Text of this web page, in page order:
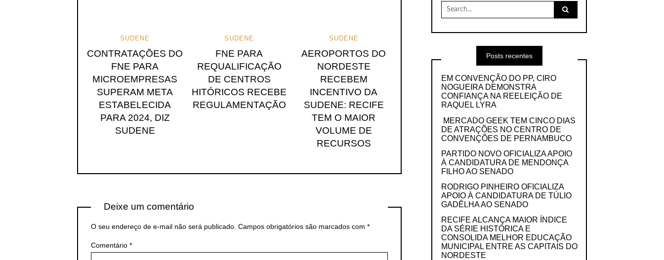
SUDENE
CONTRATAÇÕES DO
FNE PARA
MICROEMPRESAS
SUPERAM META
ESTABELECIDA
PARA 2024, DIZ
SUDENE
SUDENE
FNE PARA
REQUALIFICAÇÃO
DE CENTROS
HITÓRICOS RECEBE
REGULAMENTAÇÃO
SUDENE
AEROPORTOS DO
NORDESTE
RECEBEM
INCENTIVO DA
SUDENE: RECIFE
TEM O MAIOR
VOLUME DE
RECURSOS
Deixe um comentário
O seu endereço de e-mail não será publicado. Campos obrigatórios são marcados com *
Comentário *
Search
for:
Posts recentes
EM CONVENÇÃO DO PP, CIRO
NOGUEIRA DEMONSTRA
CONFIANÇA NA REELEIÇÃO DE
RAQUEL LYRA
MERCADO GEEK TEM CINCO DIAS
DE ATRAÇÕES NO CENTRO DE
CONVENÇÕES DE PERNAMBUCO
PARTIDO NOVO OFICIALIZA APOIO
À CANDIDATURA DE MENDONÇA
FILHO AO SENADO
RODRIGO PINHEIRO OFICIALIZA
APOIO À CANDIDATURA DE TÚLIO
GADÊLHA AO SENADO
RECIFE ALCANÇA MAIOR ÍNDICE
DA SÉRIE HISTÓRICA E
CONSOLIDA MELHOR EDUCAÇÃO
MUNICIPAL ENTRE AS CAPITAIS DO
NORDESTE